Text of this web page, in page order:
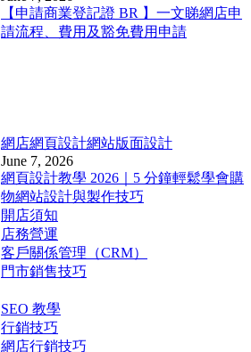
【申請商業登記證 BR 】一文睇網店申
請流程、費用及豁免費用申請
網店網頁設計網站版面設計
June 7, 2026
網頁設計教學 2026｜5 分鐘輕鬆學會購
物網站設計與製作技巧
開店須知
店務營運
客戶關係管理（CRM）
門市銷售技巧
SEO 教學
行銷技巧
網店行銷技巧